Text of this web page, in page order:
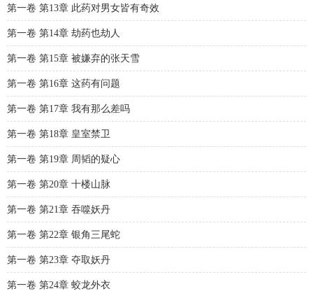
第一卷 第13章 此药对男女皆有奇效
第一卷 第14章 劫药也劫人
第一卷 第15章 被嫌弃的张天雪
第一卷 第16章 这药有问题
第一卷 第17章 我有那么差吗
第一卷 第18章 皇室禁卫
第一卷 第19章 周韬的疑心
第一卷 第20章 十楼山脉
第一卷 第21章 吞噬妖丹
第一卷 第22章 银角三尾蛇
第一卷 第23章 夺取妖丹
第一卷 第24章 蛟龙外衣